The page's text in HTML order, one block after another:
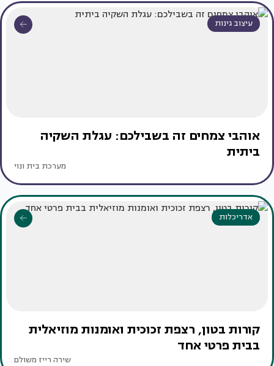
עיצוב גינות
אוהבי צמחים זה בשבילכם: עגלת השקיה
ביתית
מערכת בית ונוי
אדריכלות
קורות בטון, רצפת זכוכית ואומנות מוזיאלית
בבית פרטי אחד
שירה רייז משולם